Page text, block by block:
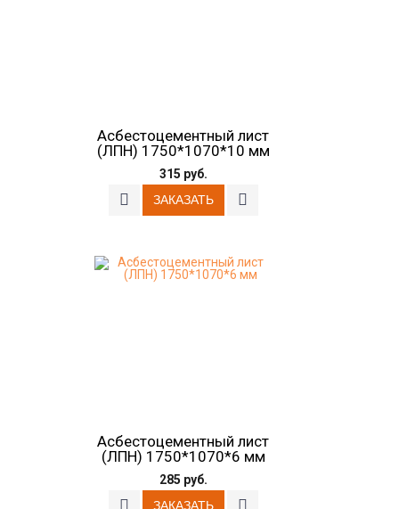
Асбестоцементный лист
(ЛПН) 1750*1070*10 мм
315 руб.
Асбестоцементный лист
(ЛПН) 1750*1070*6 мм
285 руб.